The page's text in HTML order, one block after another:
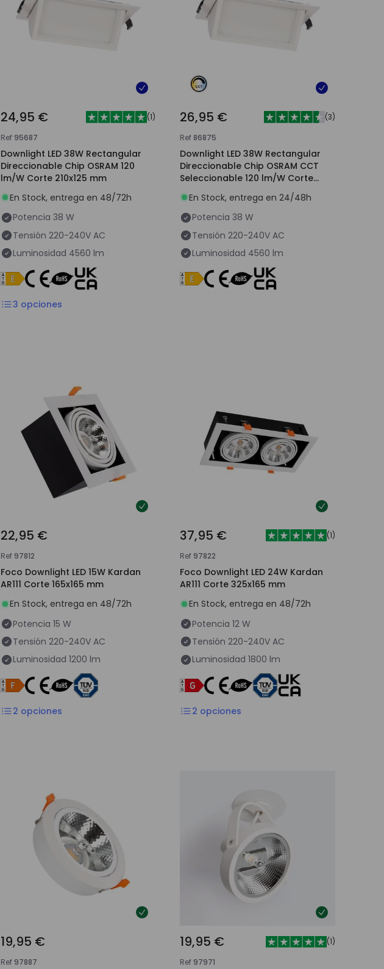
24,95 € (1)
Ref 95687
Downlight LED 38W Rectangular
Direccionable Chip OSRAM 120
lm/W Corte 210x125 mm
En Stock, entrega en 48/72h
Potencia 38 W
Tensión 220-240V AC
Luminosidad 4560 lm
3 opciones
26,95 € (3)
Ref86875
Downlight LED 38W Rectangular
Direccionable Chip OSRAM CCT
Seleccionable 120 lm/W Corte
En Stock, entrega en 24/48h
Potencia 38 W
Tensión 220-240V AC
Luminosidad 4560 lm
22,95 €
Ref 97812
Foco Downlight LED 15W Kardan
AR111 Corte 165x165 mm
En Stock, entrega en 48/72h
Potencia 15 W
Tensión 220-240V AC
Luminosidad 1200 lm
2 opciones
37,95 € (1)
Ref 97822
Foco Downlight LED 24W Kardan
AR111 Corte 325x165 mm
En Stock, entrega en 48/72h
Potencia 12 W
Tensión 220-240V AC
Luminosidad 1800 lm
2 opciones
19,95 €
Ref 97887
19,95 € (1)
Ref 97971